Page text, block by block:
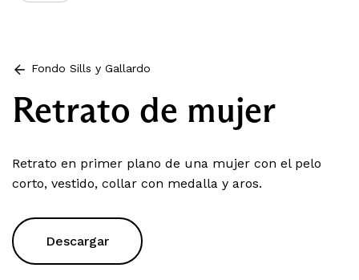
Fondo Sills y Gallardo
Retrato de mujer
Retrato en primer plano de una mujer con el pelo
corto, vestido, collar con medalla y aros.
Descargar